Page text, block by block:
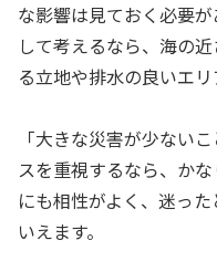
な影響は見ておく必要
して考えるなら、海の
る立地や排水の良いエリ
「大きな災害が少ない
スを重視するなら、か
にも相性がよく、迷っ
いえます。